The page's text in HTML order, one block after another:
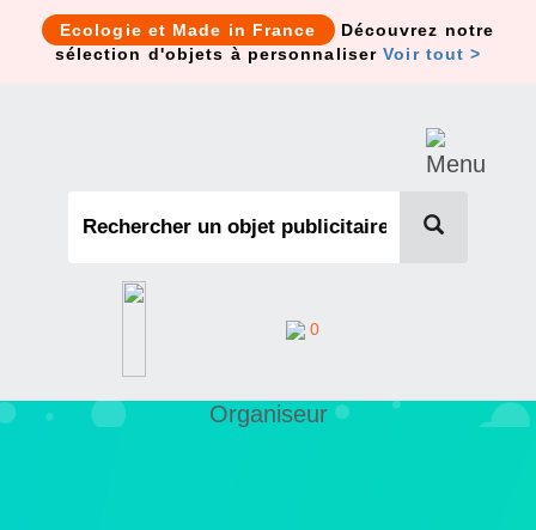
Ecologie et Made in France
Découvrez notre
sélection d'objets à personnaliserVoir tout >
0
Organiseur
Cookies management panel